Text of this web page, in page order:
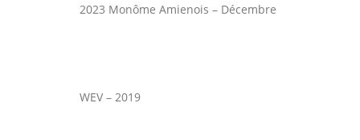
2023 Monôme Amienois – Décembre
WEV – 2019